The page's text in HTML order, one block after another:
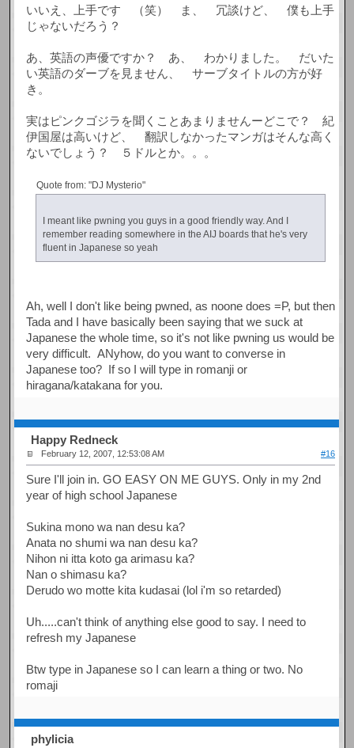
いいえ、上手です （笑） ま、 冗談けど、 僕も上手
じゃないだろう？
あ、英語の声優ですか？ あ、 わかりました。 だいた
い英語のダーブを見ません、 サーブタイトルの方が好
き。
実はピンクゴジラを聞くことあまりませんーどこで？ 紀
伊国屋は高いけど、 翻訳しなかったマンガはそんな高く
ないでしょう？ ５ドルとか。。。
Quote from: "DJ Mysterio"
I meant like pwning you guys in a good friendly way. And I
remember reading somewhere in the AIJ boards that he's very
fluent in Japanese so yeah
Ah, well I don't like being pwned, as noone does =P, but then
Tada and I have basically been saying that we suck at
Japanese the whole time, so it's not like pwning us would be
very difficult. ANyhow, do you want to converse in
Japanese too? If so I will type in romanji or
hiragana/katakana for you.
Happy Redneck
February 12, 2007, 12:53:08 AM #16
Sure I'll join in. GO EASY ON ME GUYS. Only in my 2nd
year of high school Japanese
Sukina mono wa nan desu ka?
Anata no shumi wa nan desu ka?
Nihon ni itta koto ga arimasu ka?
Nan o shimasu ka?
Derudo wo motte kita kudasai (lol i'm so retarded)
Uh.....can't think of anything else good to say. I need to
refresh my Japanese
Btw type in Japanese so I can learn a thing or two. No
romaji
phylicia